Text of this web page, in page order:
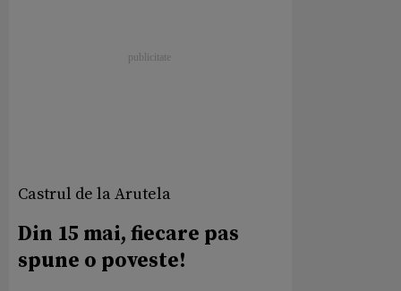
Castrul de la Arutela
Din 15 mai, fiecare pas
spune o poveste!